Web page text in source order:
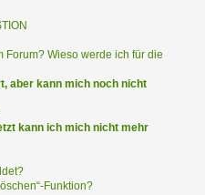
Forum? Wieso werde ich für die
kann ich mich nicht mehr
Funktion?